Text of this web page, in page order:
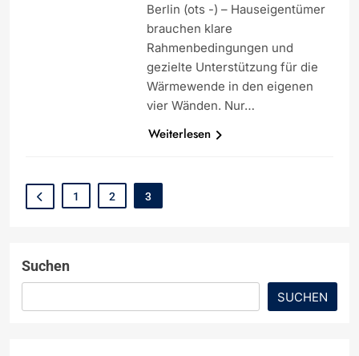
Berlin (ots -) – Hauseigentümer
brauchen klare
Rahmenbedingungen und
gezielte Unterstützung für die
Wärmewende in den eigenen
vier Wänden. Nur…
Weiterlesen
1 2 3
Suchen
SUCHEN